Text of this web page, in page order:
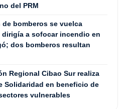
del PRM
de bomberos se vuelca
dirigía a sofocar incendio en
dos bomberos resultan
Regional Cibao Sur realiza
Solidaridad en beneficio de
vulnerables